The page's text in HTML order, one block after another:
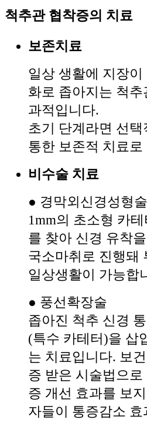
척추관 협착증의 치료
보존치료
일상 생활에 지장
화로 좁아지는 척
과적입니다.
초기 단계라면 선
통한 보존적 치료
비수술 치료
● 경막외신경성형술
1mm의 초소형 카
를 찾아 신경 유착
국소마취로 진행돼
일상생활이 가능합
● 풍선확장술
좁아진 척추 신경
(특수 카테터)을 삽
는 치료입니다. 보
증 받은 시술법으
증 개선 효과를 보
자들이 통증감소